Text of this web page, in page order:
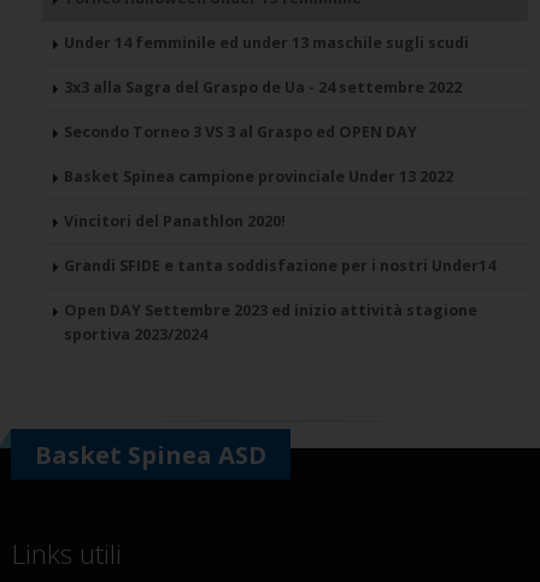
Under 14 femminile ed under 13 maschile sugli scudi
3x3 alla Sagra del Graspo de Ua - 24 settembre 2022
Secondo Torneo 3 VS 3 al Graspo ed OPEN DAY
Basket Spinea campione provinciale Under 13 2022
Vincitori del Panathlon 2020!
Grandi SFIDE e tanta soddisfazione per i nostri Under14
Open DAY Settembre 2023 ed inizio attività stagione
sportiva 2023/2024
Basket Spinea ASD
Links utili